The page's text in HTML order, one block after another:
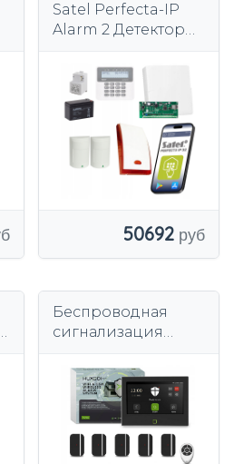
Satel Perfecta-IP
Alarm 2 Детекторы
Комплект
домашней
сигнализации
50692
Беспроводная
сигнализация
4G Комплект
сигнализации
HUXGO HXA700 4G